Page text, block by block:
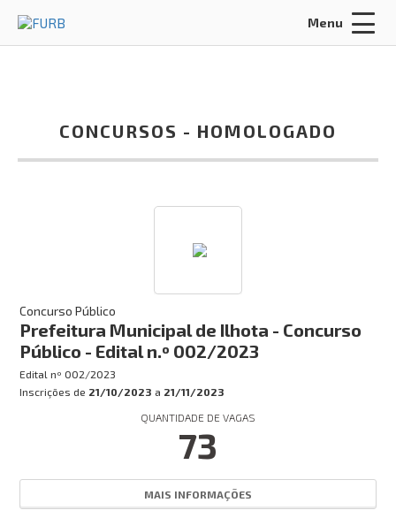
Esqueci a minha senha
POLÍTICA DE PRIVACIDADE
FALE CONOSCO
HOMOLOGADO
Menu
CONCURSOS - HOMOLOGADO
Concurso Público
Prefeitura Municipal de Ilhota - Concurso
Público - Edital n.º 002/2023
Edital nº 002/2023
Inscrições de 21/10/2023 a 21/11/2023
QUANTIDADE DE VAGAS
73
MAIS INFORMAÇÕES